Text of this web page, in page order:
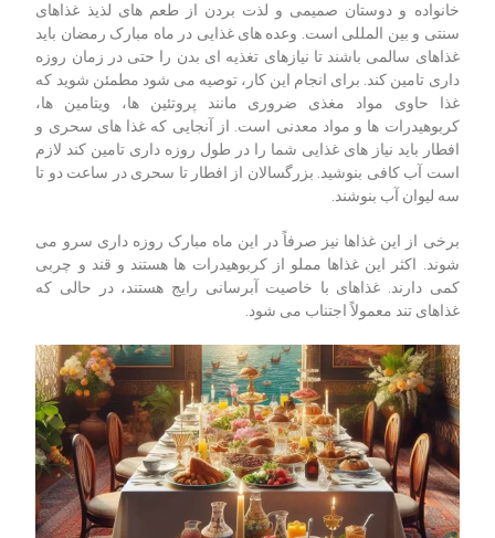
خانواده و دوستان صمیمی و لذت بردن از طعم های لذیذ غذاهای
سنتی و بین المللی است. وعده های غذایی در ماه مبارک رمضان باید
غذاهای سالمی باشند تا نیازهای تغذیه ای بدن را حتی در زمان روزه
داری تامین کند. برای انجام این کار، توصیه می شود مطمئن شوید که
غذا حاوی مواد مغذی ضروری مانند پروتئین ها، ویتامین ها،
کربوهیدرات ها و مواد معدنی است. از آنجایی که غذا های سحری و
افطار باید نیاز های غذایی شما را در طول روزه داری تامین کند لازم
است آب کافی بنوشید. بزرگسالان از افطار تا سحری در ساعت دو تا
سه لیوان آب بنوشند.
برخی از این غذاها نیز صرفاً در این ماه مبارک روزه داری سرو می
شوند. اکثر این غذاها مملو از کربوهیدرات ها هستند و قند و چربی
کمی دارند. غذاهای با خاصیت آبرسانی رایج هستند، در حالی که
غذاهای تند معمولاً اجتناب می شود.